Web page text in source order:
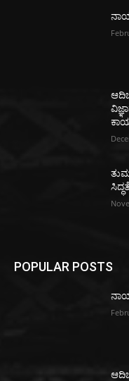
ಸಿದ್ಧತೆ
POPULAR POSTS